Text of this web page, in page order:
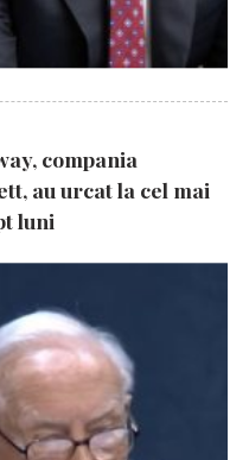
compania
au urcat la cel mai
luni